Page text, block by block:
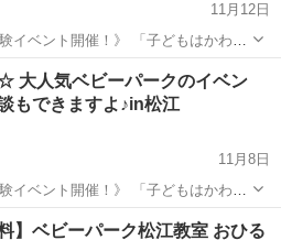
11月12日
催！》 「子どもはかわい
と日中遊ぶにも
ぐ尽きてしまう」 「ウチの子、発達標準より遅い?」 な...
大人気ベビーパークのイベン
もできますよ♪in松江
11月8日
催！》 「子どもはかわい
と日中遊ぶにも
ぐ尽きてしまう」 「ウチの子、発達標準より遅い?」 な...
】ベビーパーク松江教室 おひる